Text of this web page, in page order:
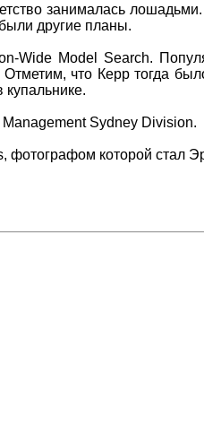
занималась
другие планы.
Wide Model Search.
что Керр тогда
Sydney Division.
фотографом которой стал